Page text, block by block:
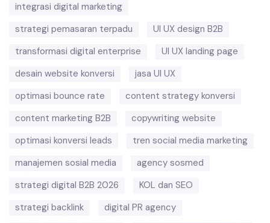
integrasi digital marketing
strategi pemasaran terpadu
UI UX design B2B
transformasi digital enterprise
UI UX landing page
desain website konversi
jasa UI UX
optimasi bounce rate
content strategy konversi
content marketing B2B
copywriting website
optimasi konversi leads
tren social media marketing
manajemen sosial media
agency sosmed
strategi digital B2B 2026
KOL dan SEO
strategi backlink
digital PR agency